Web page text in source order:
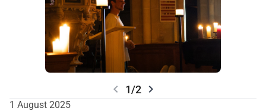
chevron_left 1/2 chevron_right
1 August 2025